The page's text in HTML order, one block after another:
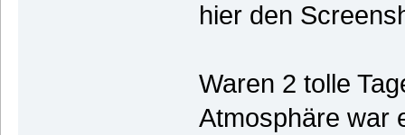
hier den
Waren 2 tolle
Atmosphäre war